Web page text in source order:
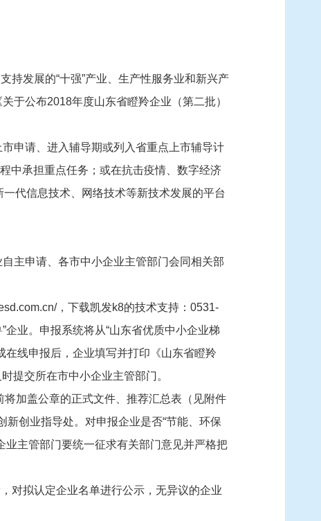
持发展的“十强”产业、生产性服务业和新兴产
于公布2018年度山东省瞪羚企业（第二批）
申请、进入辅导期或列入省重点上市辅导计
中承担重点任务；或在抗击疫情、数字经济
代信息技术、网络技术等新技术发展的平台
主申请、各市中小企业主管部门会同相关部
，下载凯发k8的技术支持：0531-
业。申报系统将从“山东省优质中小企业梯
在线申报后，企业填写并打印《山东省瞪羚
提交所在市中小企业主管部门。
加盖公章的正式文件、推荐汇总表（见附件
创业指导处。对申报企业是否“节能、环保
主管部门要统一征求有关部门意见并严格把
对拟认定企业名单进行公示，无异议的企业